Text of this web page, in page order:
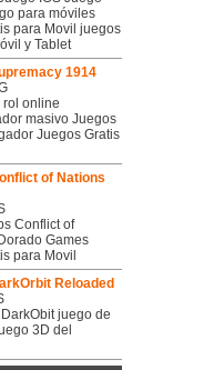
para móviles
para Movil juegos
y Tablet
1914
online
masivo Juegos
Juegos Gratis
of Nations
Conflict of
Games
para Movil
Reloaded
juego de
3D del